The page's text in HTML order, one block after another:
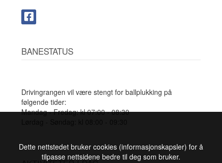
BANESTATUS
Drivingrangen vil være stengt for ballplukking på
følgende tider:
Mandag - Fredag: kl 07:00 - 08:30
Dette nettstedet bruker cookies (informasjonskapsler) for å
tilpasse nettsidene bedre til deg som bruker.